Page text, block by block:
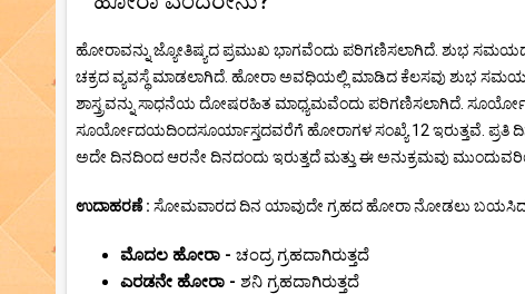
ಹೋರಾವನ್ನು ಜ್ಯೋತಿಷ್ಯದ ಪ್ರಮುಖ ಭಾಗವೆಂದು ಪರಿಗಣಿಸಲಾಗಿದೆ. ಶುಭ
ಚಕ್ರದ ವ್ಯವಸ್ಥೆ ಮಾಡಲಾಗಿದೆ. ಹೋರಾ ಅವಧಿಯಲ್ಲಿ ಮಾಡಿದ ಕೆಲಸವು ಶುಭ
ಶಾಸ್ತ್ರವನ್ನು ಸಾಧನೆಯ ದೋಷರಹಿತ ಮಾಧ್ಯಮವೆಂದು ಪರಿಗಣಿಸಲಾಗಿದೆ.
ಸೂರ್ಯೋದಯದಿಂದಸೂರ್ಯಾಸ್ತದವರೆಗೆ ಹೋರಾಗಳ ಸಂಖ್ಯೆ 12 ಇರುತ್ತವೆ. ಪ್ರತಿ
ಅದೇ ದಿನದಿಂದ ಆರನೇ ದಿನದಂದು ಇರುತ್ತದೆ ಮತ್ತು ಈ ಅನುಕ್ರಮವು
ಉದಾಹರಣೆ : ಸೋಮವಾರದ ದಿನ ಯಾವುದೇ ಗ್ರಹದ ಹೋರಾ ನೋಡಲು ಬಯಸಿದರೆ,
ಮೊದಲ ಹೋರಾ - ಚಂದ್ರ ಗ್ರಹದಾಗಿರುತ್ತದೆ
ಎರಡನೇ ಹೋರಾ - ಶನಿ ಗ್ರಹದಾಗಿರುತ್ತದೆ